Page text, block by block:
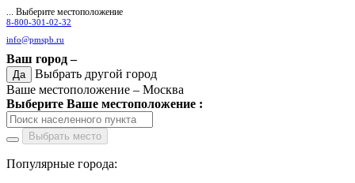
... Выберите местоположение
8-800-301-02-32
info@pmspb.ru
Ваш город –
Да
Выбрать другой город
Ваше местоположение – Москва
Выберите Ваше местоположение :
Выбрать место
Популярные города: